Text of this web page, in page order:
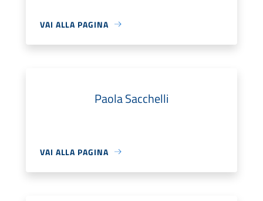
VAI ALLA PAGINA
Paola Sacchelli
VAI ALLA PAGINA